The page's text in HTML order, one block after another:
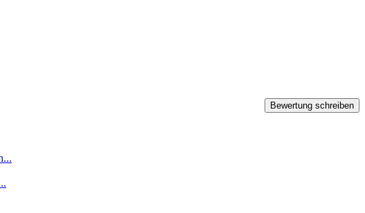
Bewertung schreiben